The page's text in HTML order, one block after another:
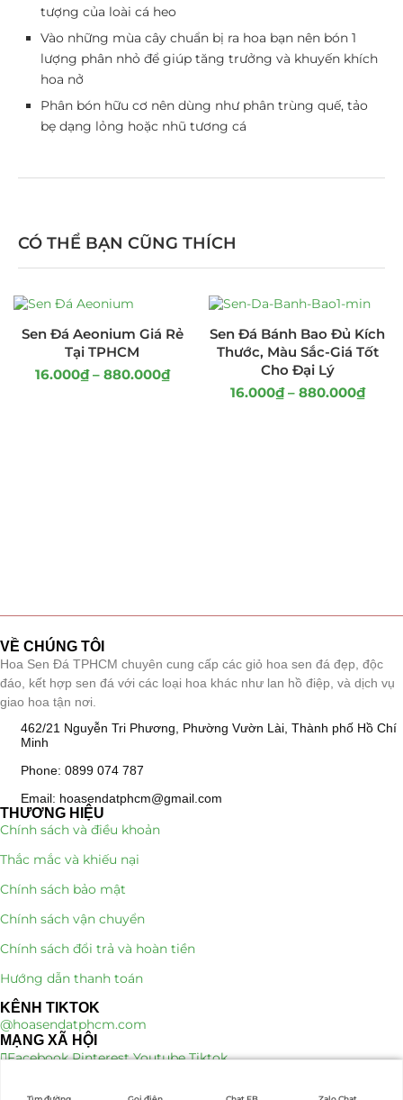
tượng của loài cá heo
Vào những mùa cây chuẩn bị ra hoa bạn nên bón 1
lượng phân nhỏ để giúp tăng trưởng và khuyến khích
hoa nở
Phân bón hữu cơ nên dùng như phân trùng quế, tảo
bẹ dạng lỏng hoặc nhũ tương cá
CÓ THỂ BẠN CŨNG THÍCH
Sen Đá Aeonium Giá Rẻ
Tại TPHCM
16.000₫ – 880.000₫
Sen Đá Bánh Bao Đủ Kích
Thước, Màu Sắc-Giá Tốt
Cho Đại Lý
16.000₫ – 880.000₫
VỀ CHÚNG TÔI
Hoa Sen Đá TPHCM chuyên cung cấp các giỏ hoa sen đá đẹp, độc
đáo, kết hợp sen đá với các loại hoa khác như lan hồ điệp, và dịch vụ
giao hoa tận nơi.
462/21 Nguyễn Tri Phương, Phường Vườn Lài, Thành phố Hồ Chí
Minh
Phone: 0899 074 787
Email: hoasendatphcm@gmail.com
THƯƠNG HIỆU
Chính sách và điều khoản
Thắc mắc và khiếu nại
Chính sách bảo mật
Chính sách vận chuyển
Chính sách đổi trả và hoàn tiền
Hướng dẫn thanh toán
KÊNH TIKTOK
@hoasendatphcm.com
MẠNG XÃ HỘI
Facebook Pinterest Youtube Tiktok